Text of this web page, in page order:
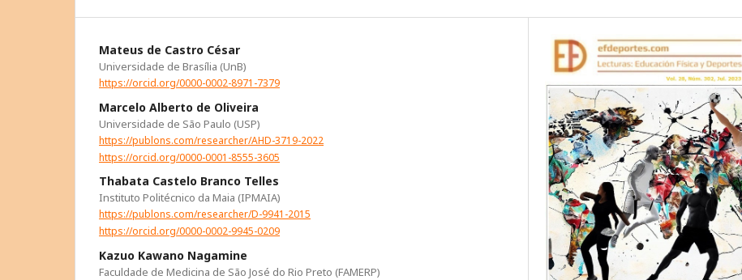
Mateus de Castro César
Universidade de Brasília (UnB)
https://orcid.org/0000-0002-8971-7379
Marcelo Alberto de Oliveira
Universidade de São Paulo (USP)
https://publons.com/researcher/AHD-3719-2022
https://orcid.org/0000-0001-8555-3605
Thabata Castelo Branco Telles
Instituto Politécnico da Maia (IPMAIA)
https://publons.com/researcher/D-9941-2015
https://orcid.org/0000-0002-9945-0209
Kazuo Kawano Nagamine
Faculdade de Medicina de São José do Rio Preto (FAMERP)